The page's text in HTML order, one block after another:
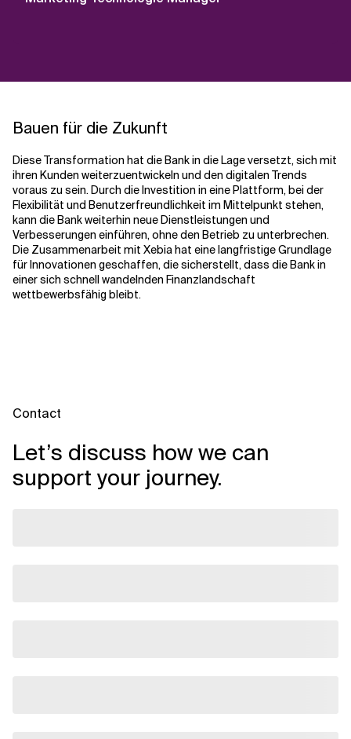
Bauen für die Zukunft
Diese Transformation hat die Bank in die Lage versetzt, sich mit
ihren Kunden weiterzuentwickeln und den digitalen Trends
voraus zu sein. Durch die Investition in eine Plattform, bei der
Flexibilität und Benutzerfreundlichkeit im Mittelpunkt stehen,
kann die Bank weiterhin neue Dienstleistungen und
Verbesserungen einführen, ohne den Betrieb zu unterbrechen.
Die Zusammenarbeit mit Xebia hat eine langfristige Grundlage
für Innovationen geschaffen, die sicherstellt, dass die Bank in
einer sich schnell wandelnden Finanzlandschaft
wettbewerbsfähig bleibt.
Contact
Let’s discuss how we can
support your journey.